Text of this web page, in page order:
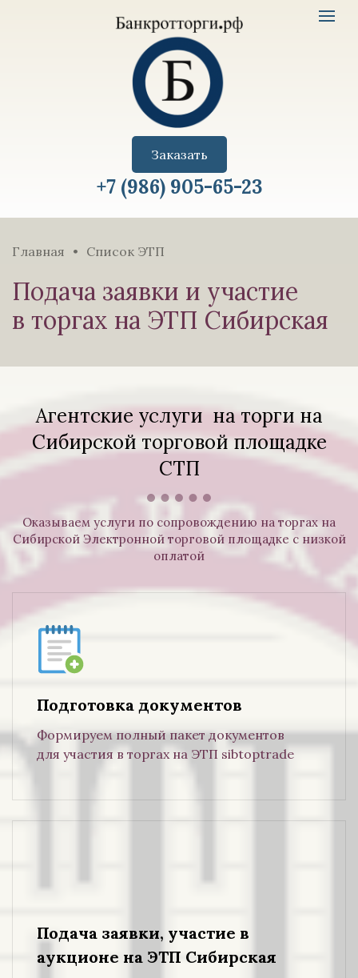
Имущество
с
торгов
logo
Заказать
+7 (986) 905-65-23
Toggle
Главная Список ЭТП
Подача заявки и участие
в торгах на ЭТП Сибирская
Агентские услуги на торги на
Сибирской торговой площадке
СТП
Оказываем услуги по сопровождению на торгах на
Сибирской Электронной торговой площадке с низкой
оплатой
Подготовка документов
Формируем полный пакет документов
для участия в торгах на ЭТП sibtoptrade
Подача заявки, участие в
аукционе на ЭТП Сибирская